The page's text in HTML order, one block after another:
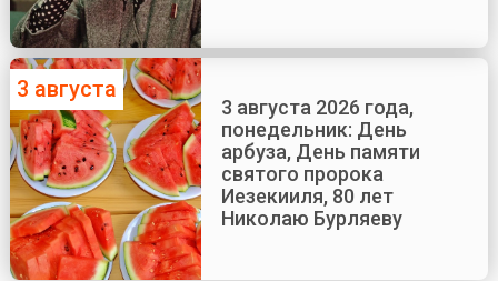
3 августа
3 августа 2026 года,
понедельник: День
арбуза, День памяти
святого пророка
Иезекииля, 80 лет
Николаю Бурляеву